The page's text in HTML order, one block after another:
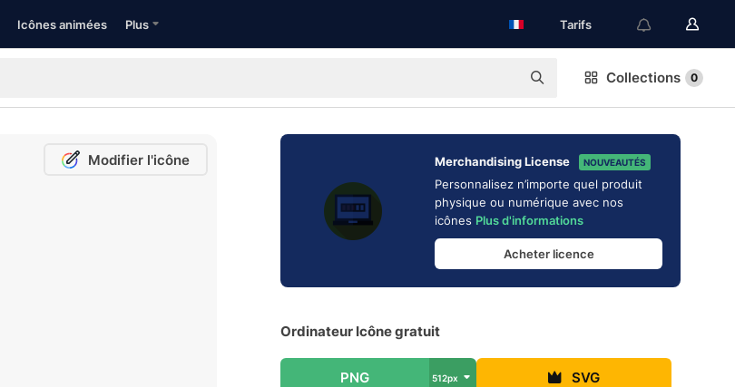
Icônes animées Plus Tarifs
Collections 0
Modifier l'icône Merchandising License NOUVEAUTÉS
Personnalisez n’importe quel produit
physique ou numérique avec nos
icônes Plus d'informations
Acheter licence
Ordinateur Icône gratuit
PNG 512px SVG